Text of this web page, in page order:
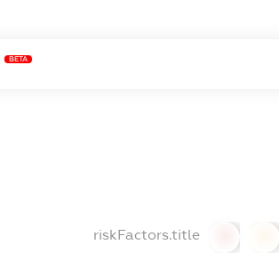
BETA
riskFactors.title